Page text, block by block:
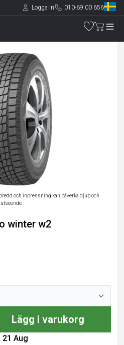
Logga in 010-69 00 656
och inpressning kan påverka djup och
utseende.
winter w2
Lägg i varukorg
21 Aug